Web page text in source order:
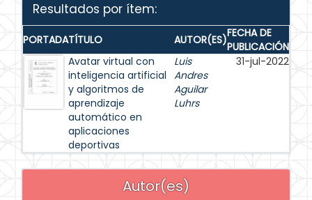
Resultados por ítem:
PORTADATÍTULO AUTOR(ES)FECHA DE
PUBLICACIÓN
Avatar virtual con
inteligencia artificial
y algoritmos de
aprendizaje
automático en
aplicaciones
deportivas
Luis
Andres
Aguilar
Luhrs
31-jul-2022
Autor(es)